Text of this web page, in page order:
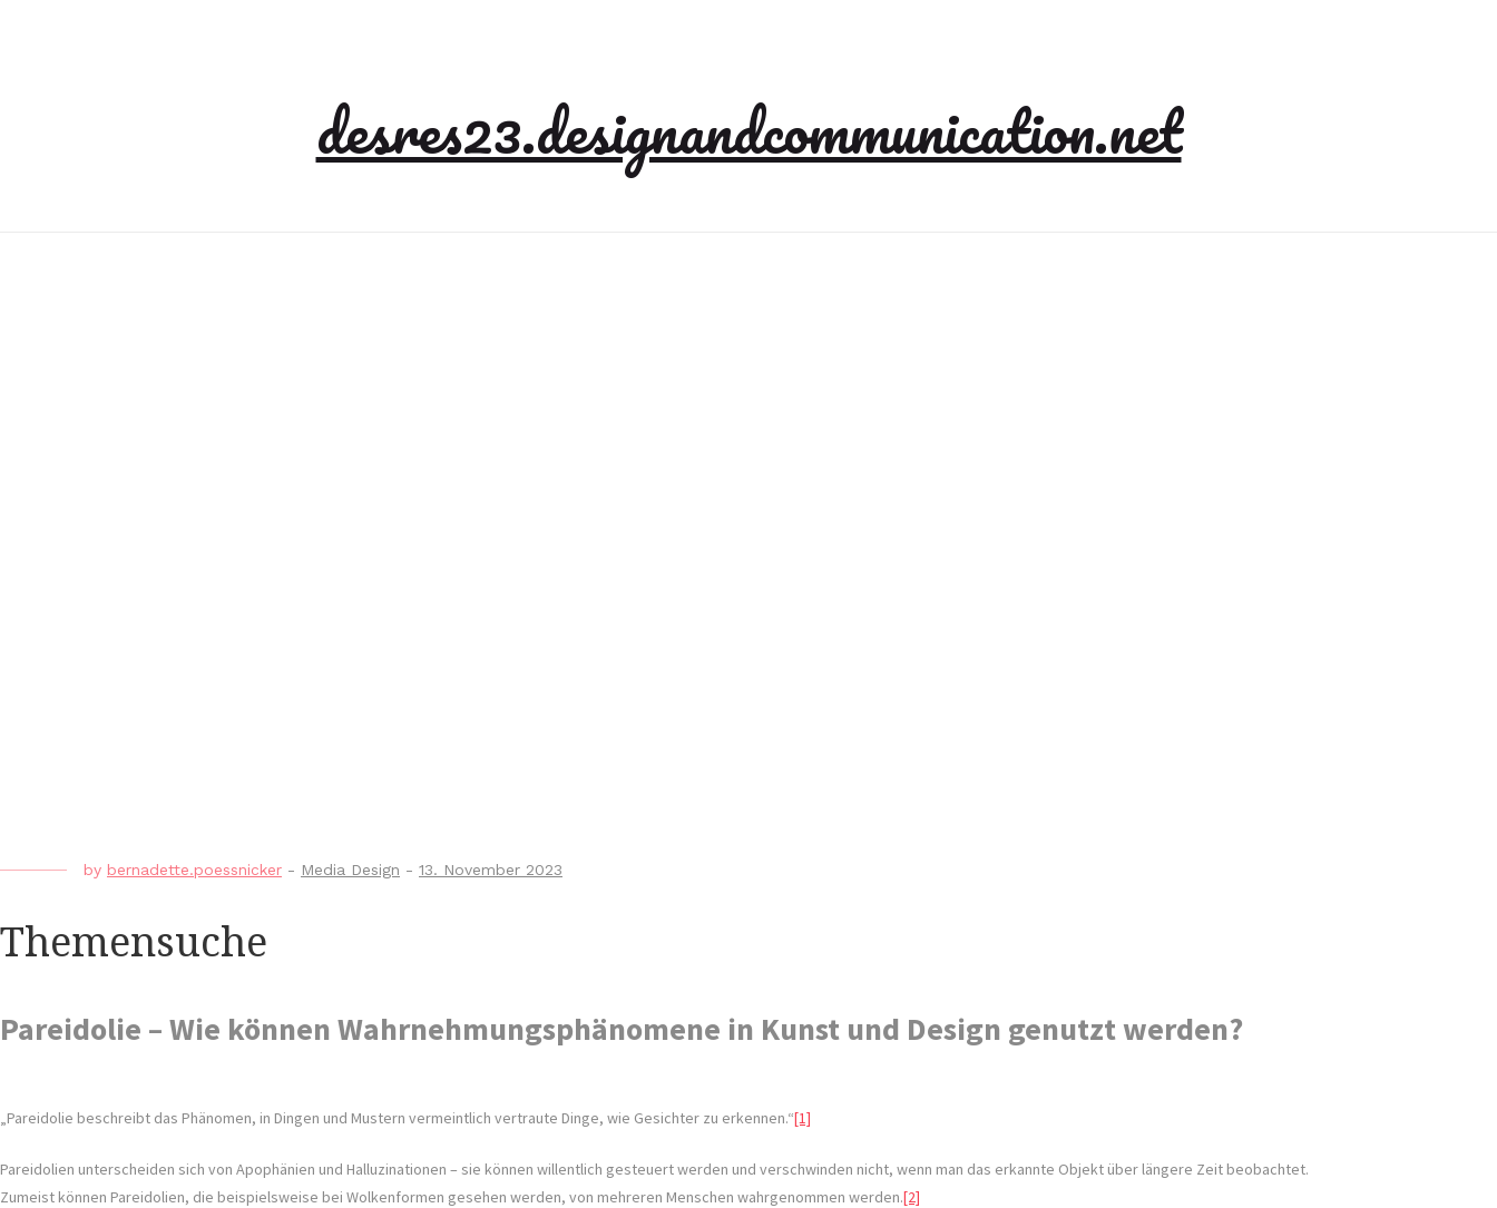
desres23.designandcommunication.net
by bernadette.poessnicker - Media Design - 13. November 2023
Themensuche
Pareidolie – Wie können Wahrnehmungsphänomene in Kunst und Design genutzt werden?
„Pareidolie beschreibt das Phänomen, in Dingen und Mustern vermeintlich vertraute Dinge, wie Gesichter zu erkennen.“[1]
Pareidolien unterscheiden sich von Apophänien und Halluzinationen – sie können willentlich gesteuert werden und verschwinden nicht, wenn man das erkannte Objekt über längere Zeit beobachtet.
Zumeist können Pareidolien, die beispielsweise bei Wolkenformen gesehen werden, von mehreren Menschen wahrgenommen werden.[2]